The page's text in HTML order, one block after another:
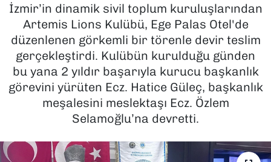
İzmir’in dinamik sivil toplum kuruluşlarından
Artemis Lions Kulübü, Ege Palas Otel'de
düzenlenen görkemli bir törenle devir teslim
gerçekleştirdi. Kulübün kurulduğu günden
bu yana 2 yıldır başarıyla kurucu başkanlık
görevini yürüten Ecz. Hatice Güleç, başkanlık
meşalesini meslektaşı Ecz. Özlem
Selamoğlu’na devretti.
MAGAZİN
POLİTİKA
SAĞLIK
SPOR
Haber Arşivi